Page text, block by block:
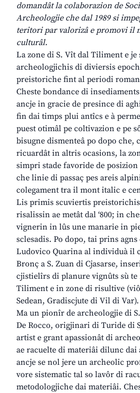
domandât la colaborazion de
Archeologjie che dal 1989 si
teritori par valorizâ e promovi il
culturâl.
La zone di S. Vît dal Tiliment e
archeologjichis di diviersis
preistoriche fint al periodi
Cheste bondance di
ancje in gracie de presince di
fin dai timps plui antîcs e à
puest otimâl pe coltivazion e pe
bisugne dismenteâ po dopo che,
ricuardât in altris ocasions, la
simpri stade favoride de
che linie di passaç pes areis
colegament tra il mont italic e
Lis primis scuviertis preistorichis
risalissin ae metât dal ‘800; in
vignerin in lûs une manarie in
sclesadis. Po dopo, tai prins agns
Ludovico Quarina al individuà il
Bronç a S. Zuan di Cjasarse,
cjistielîrs di planure vignûts sù te
Tiliment e in zone di risultive
Sedean, Gradiscjute di Vil di Var).
Ma un pionîr de archeologjie di
De Rocco, origjinari di Turide di
artist e grant apassionât di
ae racuelte di materiâi dilunc dai
ancje se nol jere un archeolic
vore sistematic tal so lavôr di
metodologjiche dai materiâi.